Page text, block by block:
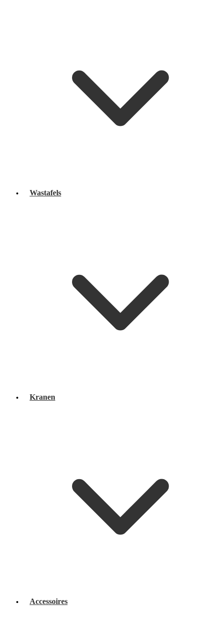
Wastafels
Kranen
Accessoires